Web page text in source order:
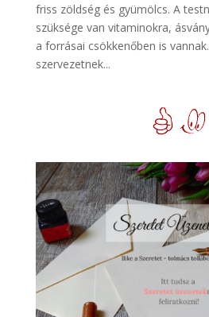
friss zöldség és gyümölcs. A
szüksége van vitaminokra,
a forrásai csökkenőben is
szervezetnek...